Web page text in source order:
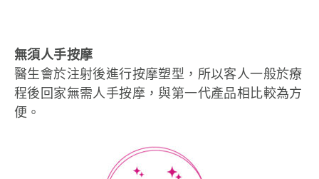
無須人手按摩
醫生會於注射後進行按摩塑型，所以客人一般於療
程後回家無需人手按摩，與第一代產品相比較為方
便。